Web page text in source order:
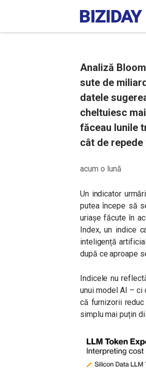
Analiză
sute de
datele
cheltuiesc
făceau lunile
cât de
acum o lună
Un indicator
putea începe să
uriașe făcute în
Index, un indice
inteligență
după ce aproape
Indicele nu
unui model AI – ci
că furnizorii
simplu mai puțin